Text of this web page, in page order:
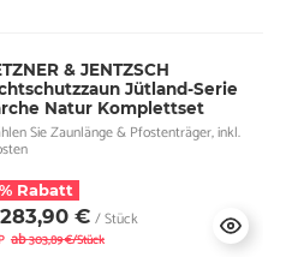
& JENTZSCH
Jütland-Serie
Natur Komplettset
Sie Zaunlänge & Pfostenträger, inkl.
Rabatt
283,90 € / Stück
ab303,89 €/Stück